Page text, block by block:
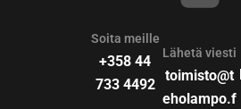
Soita meille
+358 44
733 4492
Lähetä viesti
toimisto@t
eholampo.f